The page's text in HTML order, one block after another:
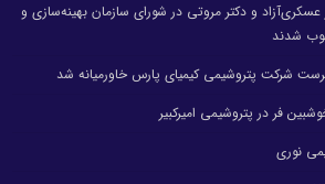
و دکتر مروتی در شورای سازمان بهینه‌سازی و
شدند
شرکت پتروشیمی کیمیای پارس خاورمیانه شد
فر در پتروشیمی امیرکبیر